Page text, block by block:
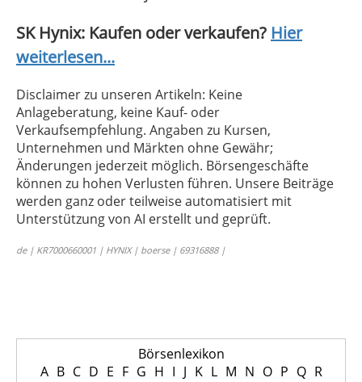
SK Hynix: Kaufen oder verkaufen? Hier
weiterlesen...
Disclaimer zu unseren Artikeln: Keine
Anlageberatung, keine Kauf- oder
Verkaufsempfehlung. Angaben zu Kursen,
Unternehmen und Märkten ohne Gewähr;
Änderungen jederzeit möglich. Börsengeschäfte
können zu hohen Verlusten führen. Unsere Beiträge
werden ganz oder teilweise automatisiert mit
Unterstützung von AI erstellt und geprüft.
de | KR7000660001 | HYNIX | boerse | 69316888 |
Börsenlexikon
A B C D E F G H I J K L M N O P Q R